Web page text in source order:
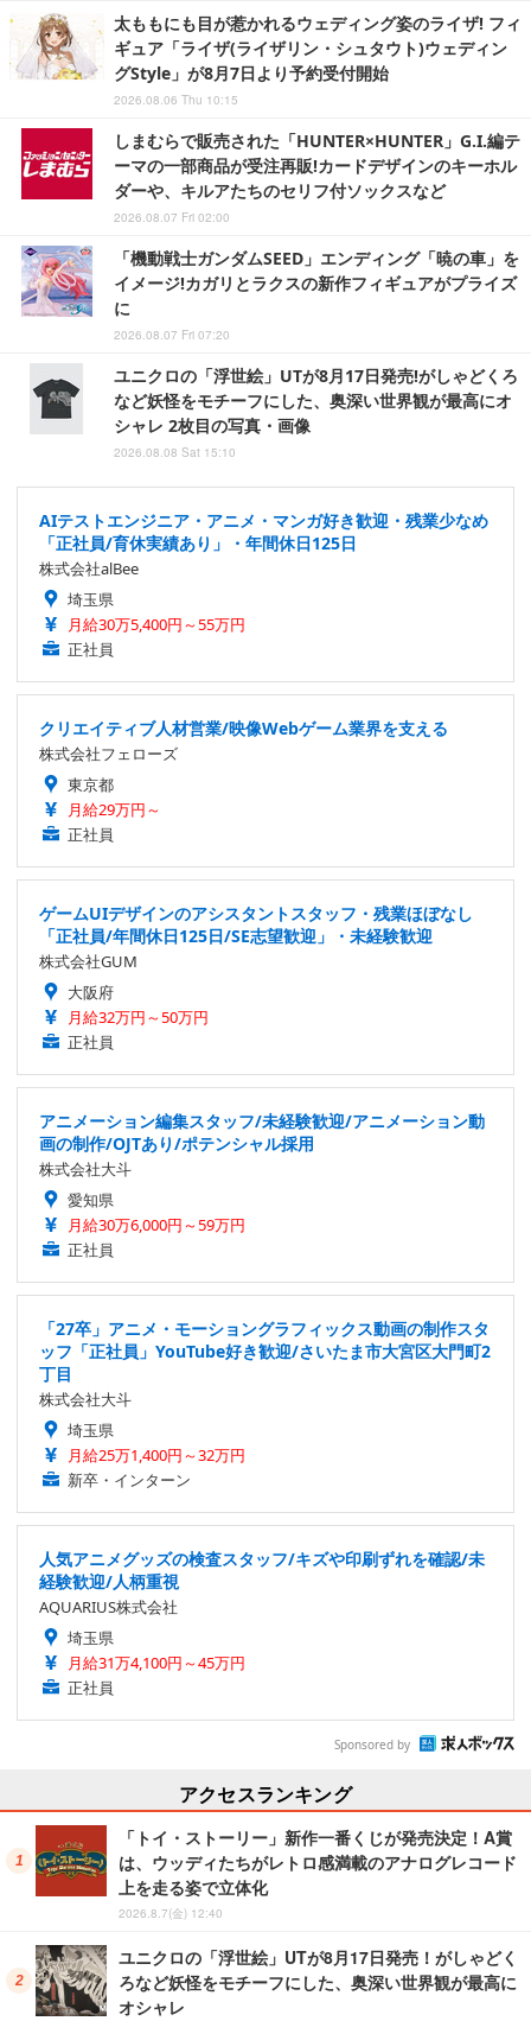
太ももにも目が惹かれるウェディング姿のライザ! フィ
ギュア「ライザ(ライザリン・シュタウト)ウェディン
グStyle」が8月7日より予約受付開始
2026.08.06 Thu 10:15
しまむらで販売された「HUNTER×HUNTER」G.I.編テ
ーマの一部商品が受注再販!カードデザインのキーホル
ダーや、キルアたちのセリフ付ソックスなど
2026.08.07 Fri 02:00
「機動戦士ガンダムSEED」エンディング「暁の車」を
イメージ!カガリとラクスの新作フィギュアがプライズ
に
2026.08.07 Fri 07:20
ユニクロの「浮世絵」UTが8月17日発売!がしゃどくろ
など妖怪をモチーフにした、奥深い世界観が最高にオ
シャレ 2枚目の写真・画像
2026.08.08 Sat 15:10
AIテストエンジニア・アニメ・マンガ好き歓迎・残業少なめ
「正社員/育休実績あり」・年間休日125日
株式会社alBee
埼玉県
月給30万5,400円～55万円
正社員
クリエイティブ人材営業/映像Webゲーム業界を支える
株式会社フェローズ
東京都
月給29万円～
正社員
ゲームUIデザインのアシスタントスタッフ・残業ほぼなし
「正社員/年間休日125日/SE志望歓迎」・未経験歓迎
株式会社GUM
大阪府
月給32万円～50万円
正社員
アニメーション編集スタッフ/未経験歓迎/アニメーション動
画の制作/OJTあり/ポテンシャル採用
株式会社大斗
愛知県
月給30万6,000円～59万円
正社員
「27卒」アニメ・モーショングラフィックス動画の制作スタ
ッフ「正社員」YouTube好き歓迎/さいたま市大宮区大門町2
丁目
株式会社大斗
埼玉県
月給25万1,400円～32万円
新卒・インターン
人気アニメグッズの検査スタッフ/キズや印刷ずれを確認/未
経験歓迎/人柄重視
AQUARIUS株式会社
埼玉県
月給31万4,100円～45万円
正社員
Sponsored by
アクセスランキング
「トイ・ストーリー」新作一番くじが発売決定！A賞
は、ウッディたちがレトロ感満載のアナログレコード
上を走る姿で立体化
2026.8.7(金) 12:40
ユニクロの「浮世絵」UTが8月17日発売！がしゃどく
ろなど妖怪をモチーフにした、奥深い世界観が最高に
オシャレ